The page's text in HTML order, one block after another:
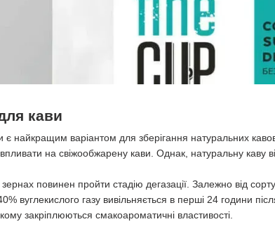
кави
найкращим варіантом для зберігання натуральних
на свіжообжарену кави. Однак, натуральну
повинен пройти стадію дегазації. Залежно від
вуглекислого газу вивільняється в перші 24 години
закріплюються смакоароматичні властивості.